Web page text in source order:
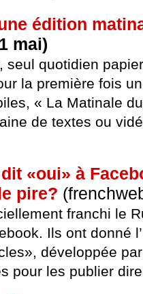
édition
mai)
seul quotidien
la première fois
« La Matinale
de textes ou
«oui» à
pire?
franchi le
Ils ont donné
développée
pour les publier